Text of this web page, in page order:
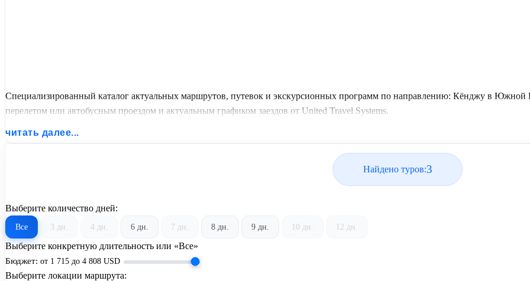
Специализированный каталог актуальных маршрутов, путевок и экскурсионных программ по направлению: Кёнджу в Южной
перелетом или автобусным проездом и актуальным графиком заездов от United Travel Systems.
читать далее...
Найдено туров:3
Выберите количество дней:
Все 3 дн. 4 дн. 6 дн. 7 дн. 8 дн. 9 дн. 10 дн. 12 дн.
Выберите конкретную длительность или «Все»
Бюджет: от 1 715 до 4 808 USD
Выберите локации маршрута: